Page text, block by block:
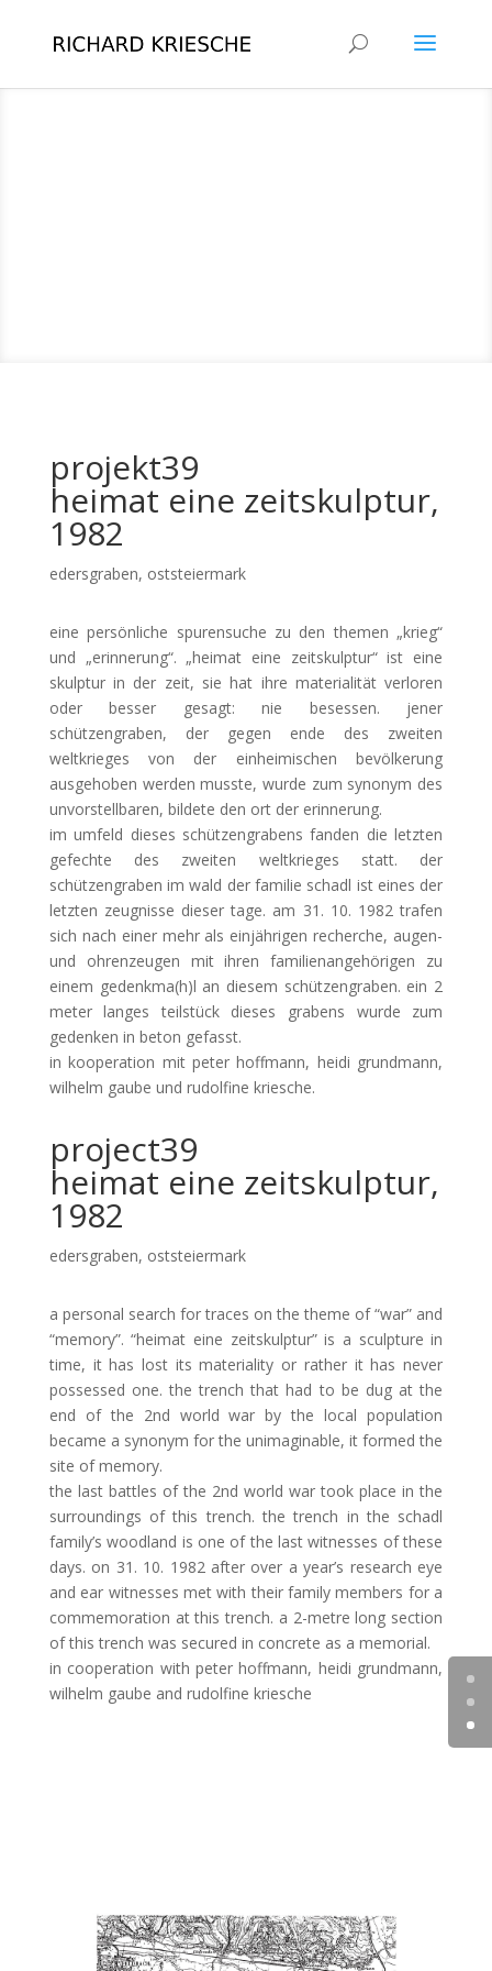
projekt39
heimat eine zeitskulptur,
1982
edersgraben, oststeiermark
eine persönliche spurensuche zu den themen „krieg“
und „erinnerung“. „heimat eine zeitskulptur“ ist eine
skulptur in der zeit, sie hat ihre materialität verloren
oder besser gesagt: nie besessen. jener
schützengraben, der gegen ende des zweiten
weltkrieges von der einheimischen bevölkerung
ausgehoben werden musste, wurde zum synonym des
unvorstellbaren, bildete den ort der erinnerung.
im umfeld dieses schützengrabens fanden die letzten
gefechte des zweiten weltkrieges statt. der
schützengraben im wald der familie schadl ist eines der
letzten zeugnisse dieser tage. am 31. 10. 1982 trafen
sich nach einer mehr als einjährigen recherche, augen-
und ohrenzeugen mit ihren familienangehörigen zu
einem gedenkma(h)l an diesem schützengraben. ein 2
meter langes teilstück dieses grabens wurde zum
gedenken in beton gefasst.
in kooperation mit peter hoffmann, heidi grundmann,
wilhelm gaube und rudolfine kriesche.
project39
heimat eine zeitskulptur,
1982
edersgraben, oststeiermark
a personal search for traces on the theme of “war” and
“memory”. “heimat eine zeitskulptur” is a sculpture in
time, it has lost its materiality or rather it has never
possessed one. the trench that had to be dug at the
end of the 2nd world war by the local population
became a synonym for the unimaginable, it formed the
site of memory.
the last battles of the 2nd world war took place in the
surroundings of this trench. the trench in the schadl
family’s woodland is one of the last witnesses of these
days. on 31. 10. 1982 after over a year’s research eye
and ear witnesses met with their family members for a
commemoration at this trench. a 2-metre long section
of this trench was secured in concrete as a memorial.
in cooperation with peter hoffmann, heidi grundmann,
wilhelm gaube and rudolfine kriesche